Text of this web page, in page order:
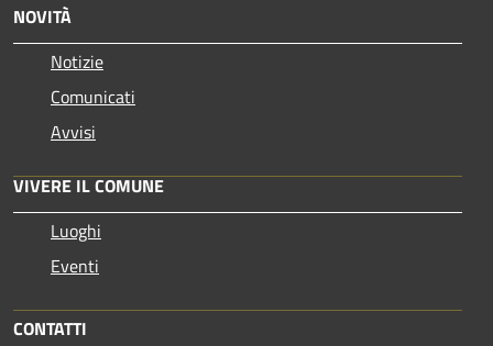
NOVITÀ
Notizie
Comunicati
Avvisi
VIVERE IL COMUNE
Luoghi
Eventi
CONTATTI